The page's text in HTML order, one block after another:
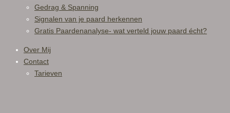
Gedrag & Spanning
Signalen van je paard herkennen
Gratis Paardenanalyse- wat verteld jouw paard écht?
Over Mij
Contact
Tarieven